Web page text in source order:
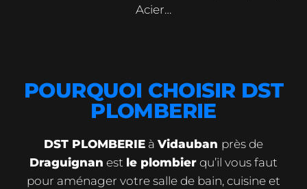
Acier…
POURQUOI CHOISIR DST
PLOMBERIE
DST PLOMBERIE à Vidauban près de
Draguignan est le plombier qu’il vous faut
pour aménager votre salle de bain, cuisine et